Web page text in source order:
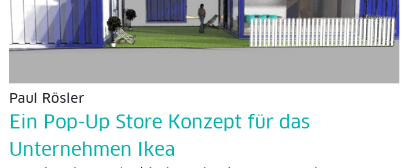
Paul Rösler
Ein Pop-Up Store Konzept für das
Unternehmen Ikea